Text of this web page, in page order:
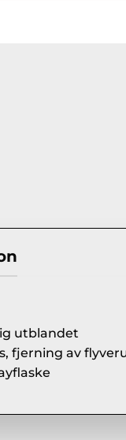
utblandet
fjerning av